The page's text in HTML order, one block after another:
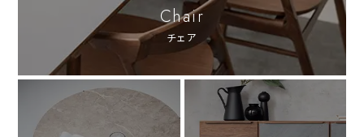
Chair
チェア